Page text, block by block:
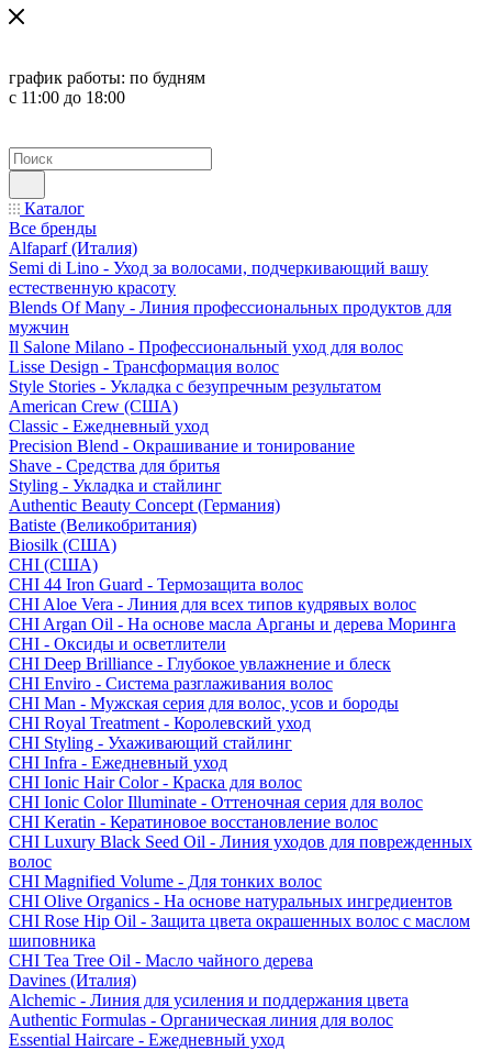
график работы: по будням
с 11:00 до 18:00
Каталог
Все бренды
Alfaparf (Италия)
Semi di Lino - Уход за волосами, подчеркивающий вашу
естественную красоту
Blends Of Many - Линия профессиональных продуктов для
мужчин
Il Salone Milano - Профессиональный уход для волос
Lisse Design - Трансформация волос
Style Stories - Укладка с безупречным результатом
American Crew (США)
Classic - Ежедневный уход
Precision Blend - Окрашивание и тонирование
Shave - Средства для бритья
Styling - Укладка и стайлинг
Authentic Beauty Concept (Германия)
Batiste (Великобритания)
Biosilk (США)
CHI (США)
CHI 44 Iron Guard - Термозащита волос
CHI Aloe Vera - Линия для всех типов кудрявых волос
CHI Argan Oil - На основе масла Арганы и дерева Моринга
CHI - Оксиды и осветлители
CHI Deep Brilliance - Глубокое увлажнение и блеск
CHI Enviro - Система разглаживания волос
CHI Man - Мужская серия для волос, усов и бороды
CHI Royal Treatment - Королевский уход
CHI Styling - Ухаживающий стайлинг
CHI Infra - Ежедневный уход
CHI Ionic Hair Color - Краска для волос
CHI Ionic Color Illuminate - Оттеночная серия для волос
CHI Keratin - Кератиновое восстановление волос
CHI Luxury Black Seed Oil - Линия уходов для поврежденных
волос
CHI Magnified Volume - Для тонких волос
CHI Olive Organics - На основе натуральных ингредиентов
CHI Rose Hip Oil - Защита цвета окрашенных волос с маслом
шиповника
CHI Tea Tree Oil - Масло чайного дерева
Davines (Италия)
Alchemic - Линия для усиления и поддержания цвета
Authentic Formulas - Органическая линия для волос
Essential Haircare - Eжедневный уход